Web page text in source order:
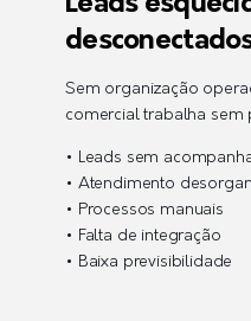
Sem organização
comercial trabalha sem
• Leads sem
• Atendimento
• Processos manuais
• Falta de integração
• Baixa previsibilidade